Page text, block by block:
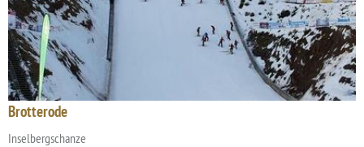
Brotterode
Inselbergschanze